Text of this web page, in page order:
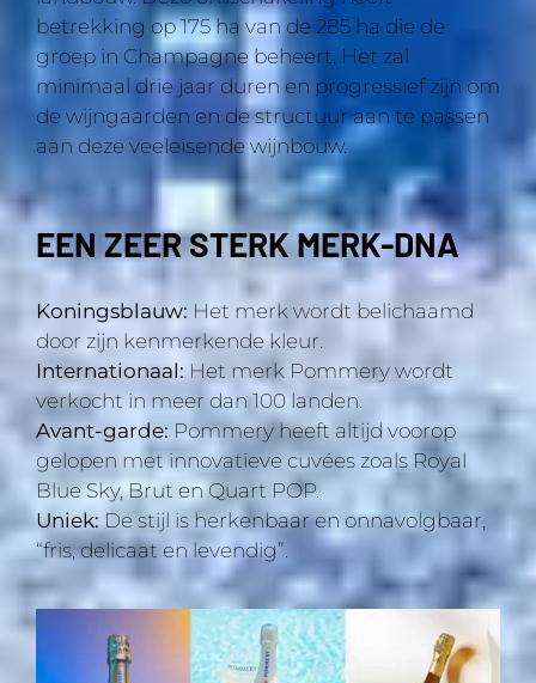
betrekking op 175 ha van de 285 ha die de
groep in Champagne beheert. Het zal
minimaal drie jaar duren en progressief zijn om
de wijngaarden en de structuur aan te passen
aan deze veeleisende wijnbouw.
EEN ZEER STERK MERK-DNA
Koningsblauw: Het merk wordt belichaamd
door zijn kenmerkende kleur.
Internationaal: Het merk Pommery wordt
verkocht in meer dan 100 landen.
Avant-garde: Pommery heeft altijd voorop
gelopen met innovatieve cuvées zoals Royal
Blue Sky, Brut en Quart POP.
Uniek: De stijl is herkenbaar en onnavolgbaar,
“fris, delicaat en levendig”.